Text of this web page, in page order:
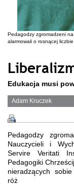
Pedagodzy zgromadzeni
alarmowali o rosnącej
Edukacja musi
Adam Kruczek
Pedagodzy
Nauczycieli i
Servire Veritati
Pedagogiki
nieradzących
róż